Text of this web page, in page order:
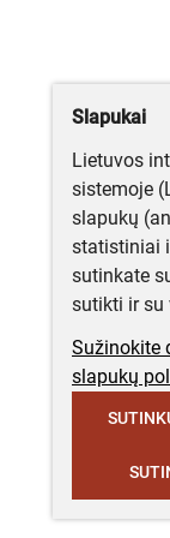
Slapukai
Lietuvos
sistemoje
slapukų
statistiniai
sutinkate
sutikti ir su
Sužinokite
slapukų